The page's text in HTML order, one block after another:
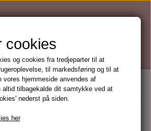
Guinot Hydrazone Tinted Sun Fluid
cookies
og cookies fra tredjeparter til at
til markedsføring og til at
vores hjemmeside anvendes af
altid tilbagekalde dit samtykke ved at
nederst på siden.
her